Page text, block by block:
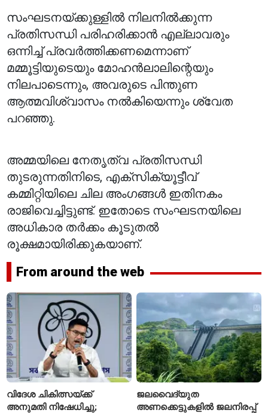
സംഘടനയ്ക്കുള്ളിൽ നിലനിൽക്കുന്ന
പ്രതിസന്ധി പരിഹരിക്കാൻ എല്ലാവരും
ഒന്നിച്ച് പ്രവർത്തിക്കണമെന്നാണ്
മമ്മൂട്ടിയുടെയും മോഹൻലാലിന്റെയും
നിലപാടെന്നും, അവരുടെ പിന്തുണ
ആത്മവിശ്വാസം നൽകിയെന്നും ശ്വേത
പറഞ്ഞു.
അമ്മയിലെ നേതൃത്വ പ്രതിസന്ധി
തുടരുന്നതിനിടെ, എക്‌സിക്യൂട്ടീവ്
കമ്മിറ്റിയിലെ ചില അംഗങ്ങൾ ഇതിനകം
രാജിവെച്ചിട്ടുണ്ട്. ഇതോടെ സംഘടനയിലെ
അധികാര തർക്കം കൂടുതൽ
രൂക്ഷമായിരിക്കുകയാണ്.
From around the web
വിദേശ ചികിത്സയ്ക്ക്
അനുമതി നിഷേധിച്ചു;
ജലവൈദ്യുത
അണക്കെട്ടുകളിൽ ജലനിരപ്പ്